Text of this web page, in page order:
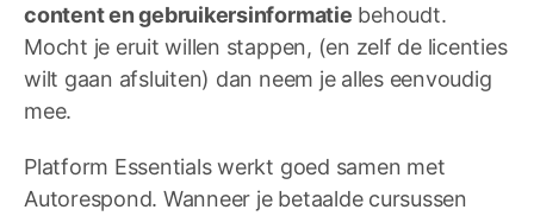
content en gebruikersinformatie behoudt.
Mocht je eruit willen stappen, (en zelf de licenties
wilt gaan afsluiten) dan neem je alles eenvoudig
mee.
Platform Essentials werkt goed samen met
Autorespond. Wanneer je betaalde cursussen